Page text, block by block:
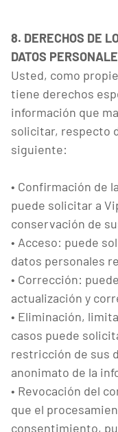
8. DERECHOS DE
DATOS
Usted, como
tiene derechos
información que
solicitar, respecto
siguiente:
• Confirmación de
puede solicitar a
conservación de
• Acceso: puede
datos personales
• Corrección:
actualización y
• Eliminación,
casos puede
restricción de sus
anonimato de la
• Revocación del
que el
consentimiento,